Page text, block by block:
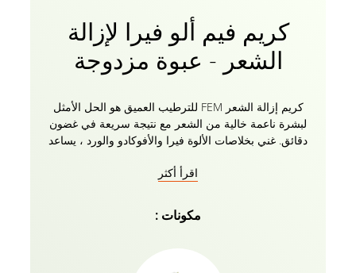
كريم فيم ألو فيرا لإزالة
الشعر - عبوة مزدوجة
كريم إزالة الشعر FEM للترطيب العميق هو الحل الأمثل
لبشرة ناعمة خالية من الشعر مع نتيجة سريعة في غضون
دقائق. غني بخلاصات الألوة فيرا والأفوكادو والورد ، يساعد
يحتوي الصبار على خاصية تبريد تساعد على إزالة شعرك
من التلف. مستخلصات الورد ترطب البشرة وتساعد على
اقرأ أكثر
مكونات :